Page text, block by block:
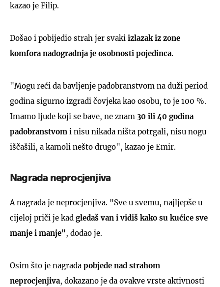
kazao je Filip.
Došao i pobijedio strah jer svaki izlazak iz zone
komfora nadogradnja je osobnosti pojedinca.
"Mogu reći da bavljenje padobranstvom na duži period
godina sigurno izgradi čovjeka kao osobu, to je 100 %.
Imamo ljude koji se bave, ne znam 30 ili 40 godina
padobranstvom i nisu nikada ništa potrgali, nisu nogu
iščašili, a kamoli nešto drugo", kazao je Emir.
Nagrada neprocjenjiva
A nagrada je neprocjenjiva. "Sve u svemu, najljepše u
cijeloj priči je kad gledaš van i vidiš kako su kućice sve
manje i manje", dodao je.
Osim što je nagrada pobjede nad strahom
neprocjenjiva, dokazano je da ovakve vrste aktivnosti